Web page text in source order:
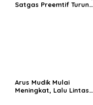
Satgas Preemtif Turun
Arus Mudik Mulai
Meningkat, Lalu Lintas